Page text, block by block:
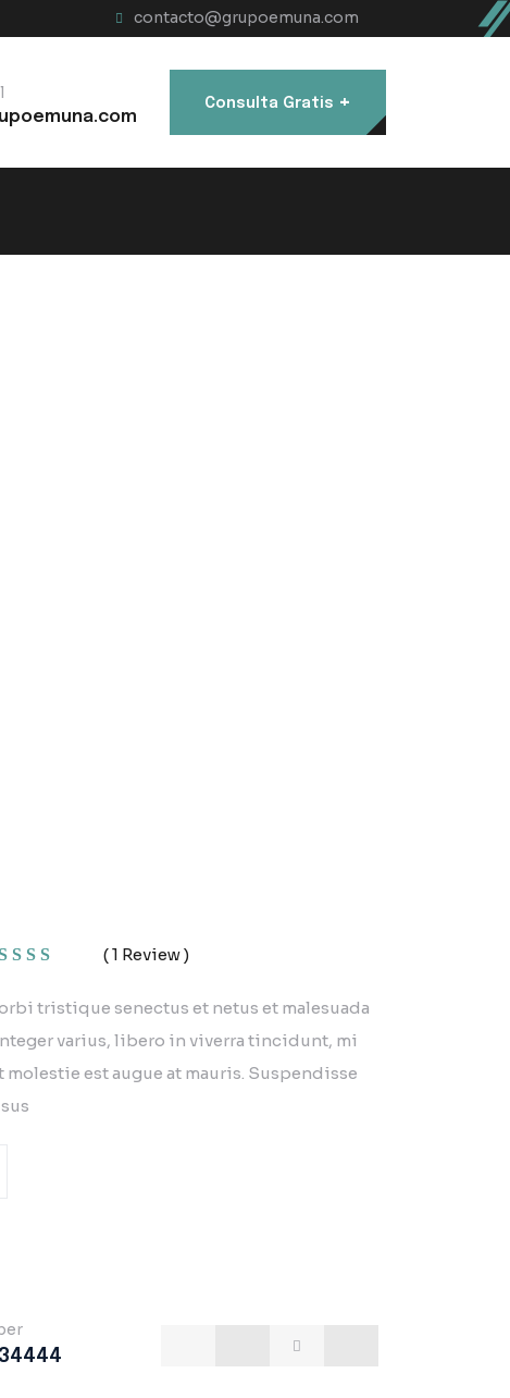
contacto@grupoemuna.com
Consulta Gratis +
based on
rating
(1 Review )
tristique senectus et netus et malesuada
varius, libero in viverra tincidunt, mi
molestie est augue at mauris. Suspendisse